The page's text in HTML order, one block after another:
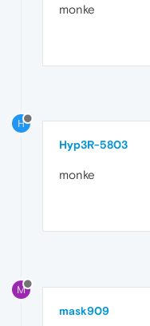
monke
H
Hyp3R-5803
monke
M
mask909